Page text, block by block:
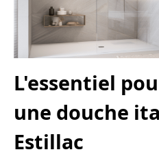
L'essentiel
une douche
Estillac